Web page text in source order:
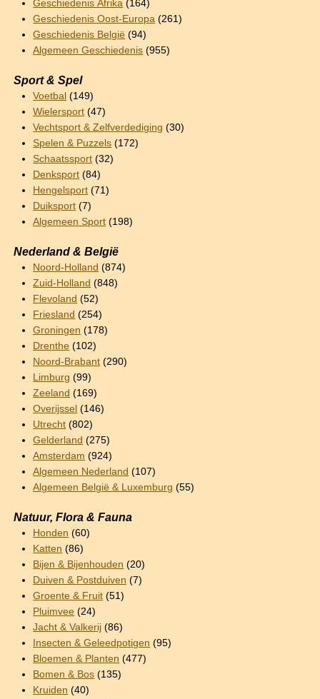
Geschiedenis Afrika (164)
Geschiedenis Oost-Europa (261)
Geschiedenis België (94)
Algemeen Geschiedenis (955)
Sport & Spel
Voetbal (149)
Wielersport (47)
Vechtsport & Zelfverdediging (30)
Spelen & Puzzels (172)
Schaatssport (32)
Denksport (84)
Hengelsport (71)
Duiksport (7)
Algemeen Sport (198)
Nederland & België
Noord-Holland (874)
Zuid-Holland (848)
Flevoland (52)
Friesland (254)
Groningen (178)
Drenthe (102)
Noord-Brabant (290)
Limburg (99)
Zeeland (169)
Overijssel (146)
Utrecht (802)
Gelderland (275)
Amsterdam (924)
Algemeen Nederland (107)
Algemeen België & Luxemburg (55)
Natuur, Flora & Fauna
Honden (60)
Katten (86)
Bijen & Bijenhouden (20)
Duiven & Postduiven (7)
Groente & Fruit (51)
Pluimvee (24)
Jacht & Valkerij (86)
Insecten & Geleedpotigen (95)
Bloemen & Planten (477)
Bomen & Bos (135)
Kruiden (40)